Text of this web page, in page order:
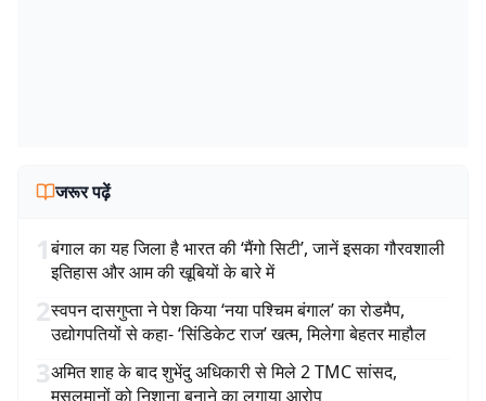
जरूर पढ़ें
1बंगाल का यह जिला है भारत की ‘मैंगो सिटी’, जानें इसका गौरवशाली
इतिहास और आम की खूबियों के बारे में
2स्वपन दासगुप्ता ने पेश किया ‘नया पश्चिम बंगाल’ का रोडमैप,
उद्योगपतियों से कहा- ‘सिंडिकेट राज’ खत्म, मिलेगा बेहतर माहौल
3अमित शाह के बाद शुभेंदु अधिकारी से मिले 2 TMC सांसद,
मुसलमानों को निशाना बनाने का लगाया आरोप